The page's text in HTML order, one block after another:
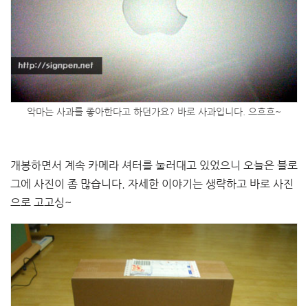
악마는 사과를 좋아한다고 하던가요? 바로 사과입니다. 으흐흐~
개봉하면서 계속 카메라 셔터를 눌러대고 있었으니 오늘은 블로
그에 사진이 좀 많습니다. 자세한 이야기는 생략하고 바로 사진
으로 고고싱~